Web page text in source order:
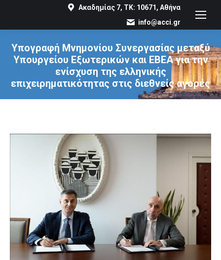
Ακαδημίας 7, ΤΚ: 10671, Αθήνα
info@acci.gr
Υπογραφή Μνημονίου Συνεργασίας μεταξύ
Υπουργείου Εξωτερικών και ΕΒΕΑ για την
ενίσχυση της ελληνικής
επιχειρηματικότητας στις διεθνείς αγορές
You are here: